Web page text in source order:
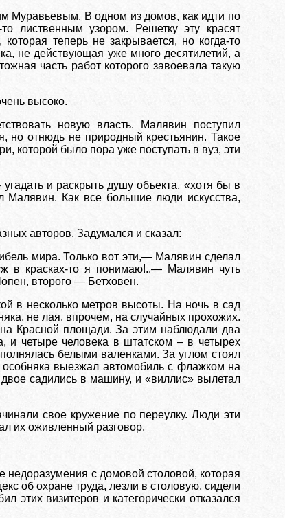
Муравьевым. В одном из домов, как идти по
лиственным узором. Решетку эту красят
теперь не закрывается, но когда-то
не действующая уже много десятилетий, а
часть работ которого завоевала такую
высоко.
новую власть. Малявин поступил
но отнюдь не природный крестьянин. Такое
которой было пора уже поступать в вуз, эти
и раскрыть душу объекта, «хотя бы в
Как все большие люди искусства,
авторов. Задумался и сказал:
мира. Только вот эти,— Малявин сделал
в красках-то я понимаю!..— Малявин чуть
второго — Бетховен.
в несколько метров высоты. На ночь в сад
не лая, впрочем, на случайных прохожих.
Красной площади. За этим наблюдали два
и четыре человека в штатском – в четырех
белыми валенками. За углом стоял
выезжал автомобиль с флажком на
садились в машину, и «виллис» вылетал
свое кружение по переулку. Люди эти
их оживленный разговор.
с домовой столовой, которая
об охране труда, лезли в столовую, сидели
визитеров и категорически отказался